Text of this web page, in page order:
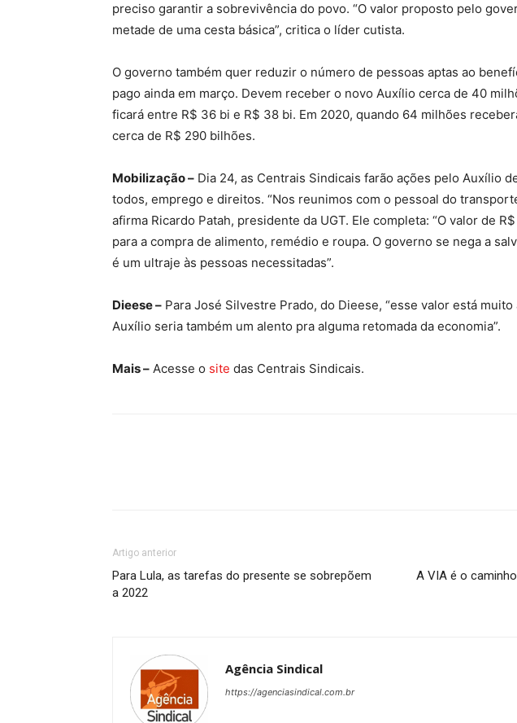
preciso garantir a sobrevivência do povo. “O valor proposto pelo
metade de uma cesta básica”, critica o líder cutista.
O governo também quer reduzir o número de pessoas aptas ao
pago ainda em março. Devem receber o novo Auxílio cerca de 40
ficará entre R$ 36 bi e R$ 38 bi. Em 2020, quando 64 milhões
cerca de R$ 290 bilhões.
Mobilização – Dia 24, as Centrais Sindicais farão ações pelo Auxílio
todos, emprego e direitos. “Nos reunimos com o pessoal do
afirma Ricardo Patah, presidente da UGT. Ele completa: “O valor de
para a compra de alimento, remédio e roupa. O governo se nega a
é um ultraje às pessoas necessitadas”.
Dieese – Para José Silvestre Prado, do Dieese, “esse valor está
Auxílio seria também um alento pra alguma retomada da economia”.
Mais – Acesse o site das Centrais Sindicais.
Artigo anterior
Para Lula, as tarefas do presente se sobrepõem
a 2022
A VIA é o
Agência Sindical
https://agenciasindical.com.br